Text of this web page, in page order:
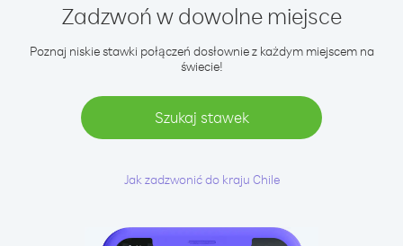
Zadzwoń w dowolne miejsce
Poznaj niskie stawki połączeń dosłownie z każdym miejscem na
świecie!
Szukaj stawek
Jak zadzwonić do kraju Chile